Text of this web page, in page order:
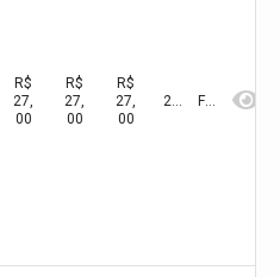
R$
27,
00
R$
27,
00
R$
27,
00
2026 Fevereiro